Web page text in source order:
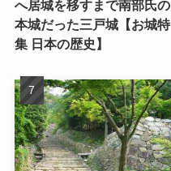
へ居城を移すまで南部氏の
本城だった三戸城【お城特
集 日本の歴史】